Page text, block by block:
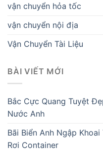
vận chuyển hỏa tốc
vận chuyển nội địa
Vận Chuyển Tài Liệu
BÀI VIẾT MỚI
Bắc Cực Quang Tuyệt
Nước Anh
Bãi Biển Anh Ngập
Rơi Container